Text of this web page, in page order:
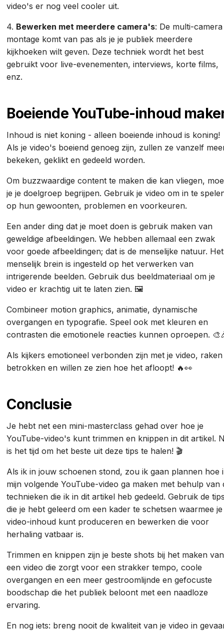
video's er nog veel cooler uit.
4. Bewerken met meerdere camera's: De multi-camera
montage komt van pas als je je publiek meerdere
kijkhoeken wilt geven. Deze techniek wordt het best
gebruikt voor live-evenementen, interviews, korte films,
enz.
Boeiende YouTube-inhoud
Inhoud is niet koning - alleen boeiende inhoud is koning!
Als je video's boeiend genoeg zijn, zullen ze vanzelf
bekeken, geklikt en gedeeld worden.
Om buzzwaardige content te maken die kan vliegen,
je je doelgroep begrijpen. Gebruik je video om in te
op hun gewoonten, problemen en voorkeuren.
Een ander ding dat je moet doen is gebruik maken van
geweldige afbeeldingen. We hebben allemaal een zwak
voor goede afbeeldingen; dat is de menselijke natuur. Het
menselijk brein is ingesteld op het verwerken van
intrigerende beelden. Gebruik dus beeldmateriaal om je
video er krachtig uit te laten zien. 🖼️
Combineer motion graphics, animatie, dynamische
overgangen en typografie. Speel ook met kleuren en
contrasten die emotionele reacties kunnen oproepen.
Als kijkers emotioneel verbonden zijn met je video,
betrokken en willen ze zien hoe het afloopt! 🔥👀
Conclusie
Je hebt net een mini-masterclass gehad over hoe je
YouTube-video's kunt trimmen en knippen in dit artikel.
is het tijd om het beste uit deze tips te halen! 🎬
Als ik in jouw schoenen stond, zou ik gaan plannen hoe
mijn volgende YouTube-video ga maken met behulp van
technieken die ik in dit artikel heb gedeeld. Gebruik de
die je hebt geleerd om een kader te schetsen waarmee je
video-inhoud kunt produceren en bewerken die voor
herhaling vatbaar is.
Trimmen en knippen zijn je beste shots bij het maken van
een video die zorgt voor een strakker tempo, coole
overgangen en een meer gestroomlijnde en gefocuste
boodschap die het publiek beloont met een naadloze
ervaring.
En nog iets: breng nooit de kwaliteit van je video in